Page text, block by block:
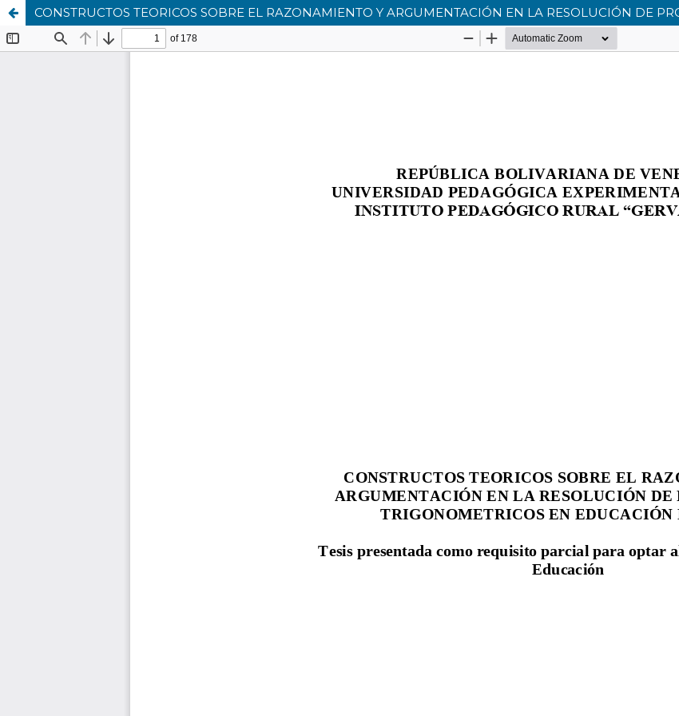
CONSTRUCTOS TEORICOS SOBRE EL RAZONAMIENTO Y ARGUMENTACIÓN EN LA RESOLUCIÓN DE